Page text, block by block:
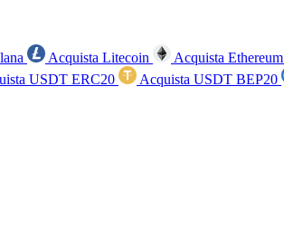
Acquista Litecoin Acquista Ethereum
USDT ERC20 Acquista USDT BEP20